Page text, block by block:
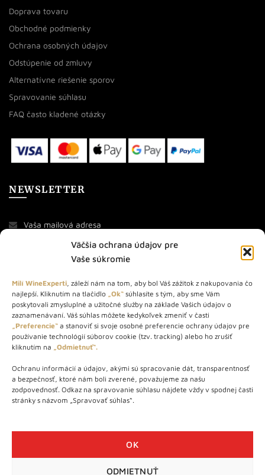
Väčšia ochrana údajov pre
Vaše súkromie
Milí WineExperti, záleží nám na tom, aby bol Váš zážitok z nakupovania čo
najlepší. Kliknutím na tlačidlo „Ok“ súhlasíte s tým, aby sme Vám
poskytovali zmysluplné a užitočné služby na základe Vašich údajov o
zaznamenávaní. Váš súhlas môžete kedykoľvek zmeniť v časti
„Preferencie“ a stanoviť si svoje osobné preferencie ochrany údajov pre
používanie technológií súborov cookie (tzv. tracking) alebo ho zrušiť
kliknutím na „Odmietnuť“.
Ochranu informácií a údajov, akými sú spracovanie dát, transparentnosť
a bezpečnosť, ktoré nám boli zverené, považujeme za našu
zodpovednosť. Odkaz na spravovanie súhlasu nájdete vždy v spodnej časti
stránky s názvom „Spravovať súhlas“.
OK
ODMIETNUŤ
Doprava tovaru
Obchodné podmienky
Ochrana osobných údajov
Odstúpenie od zmluvy
Alternatívne riešenie sporov
Spravovanie súhlasu
FAQ často kladené otázky
NEWSLETTER
O NÁS
STORE – obchod s vínom a destilátmi od roku 2010. Na našej
webovej stránke predávame viac ako 1000+ značkových
produktov.
Info tel.: +421 917 779 888
Vínotéka: +421 917 888 879
Vínotéka: Bratislavská 49/B, Bratislava 841 06